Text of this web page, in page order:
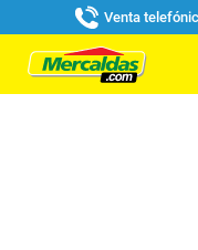
Venta